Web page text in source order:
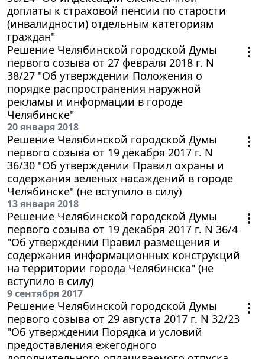
доплаты к страховой пенсии по старости
(инвалидности) отдельным категориям
граждан"
Решение Челябинской городской Думы
первого созыва от 27 февраля 2018 г. N
38/27 "Об утверждении Положения о
порядке распространения наружной
рекламы и информации в городе
Челябинске"
20 января 2018
Решение Челябинской городской Думы
первого созыва от 19 декабря 2017 г. N
36/30 "Об утверждении Правил охраны и
содержания зеленых насаждений в городе
Челябинске" (не вступило в силу)
13 января 2018
Решение Челябинской городской Думы
первого созыва от 19 декабря 2017 г. N 36/4
"Об утверждении Правил размещения и
содержания информационных конструкций
на территории города Челябинска" (не
вступило в силу)
9 сентября 2017
Решение Челябинской городской Думы
первого созыва от 29 августа 2017 г. N 32/23
"Об утверждении Порядка и условий
предоставления ежегодного